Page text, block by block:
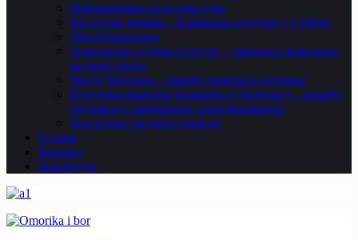
Нововарошка културна тура
Богатство векова – Бошњачка култура у Србији
ДигиГенерација
Пештерски путеви културе – уметност живљења
на крају света
Чиста Чајетина – између развоја и очувања
Културна баштина Бошњака у Полимљу – између
очувања и савремених трансформација
Последњи сведоци слободе
О нама
Контакт
Импресум